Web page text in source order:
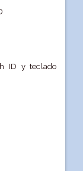
ID y teclado